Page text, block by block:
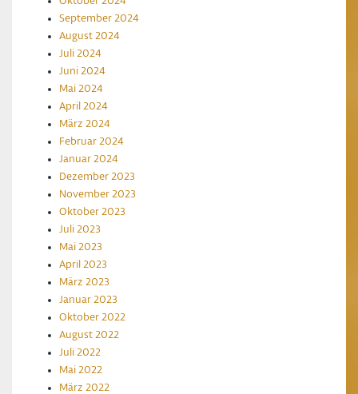
September 2024
August 2024
Juli 2024
Juni 2024
Mai 2024
April 2024
März 2024
Februar 2024
Januar 2024
Dezember 2023
November 2023
Oktober 2023
Juli 2023
Mai 2023
April 2023
März 2023
Januar 2023
Oktober 2022
August 2022
Juli 2022
Mai 2022
März 2022